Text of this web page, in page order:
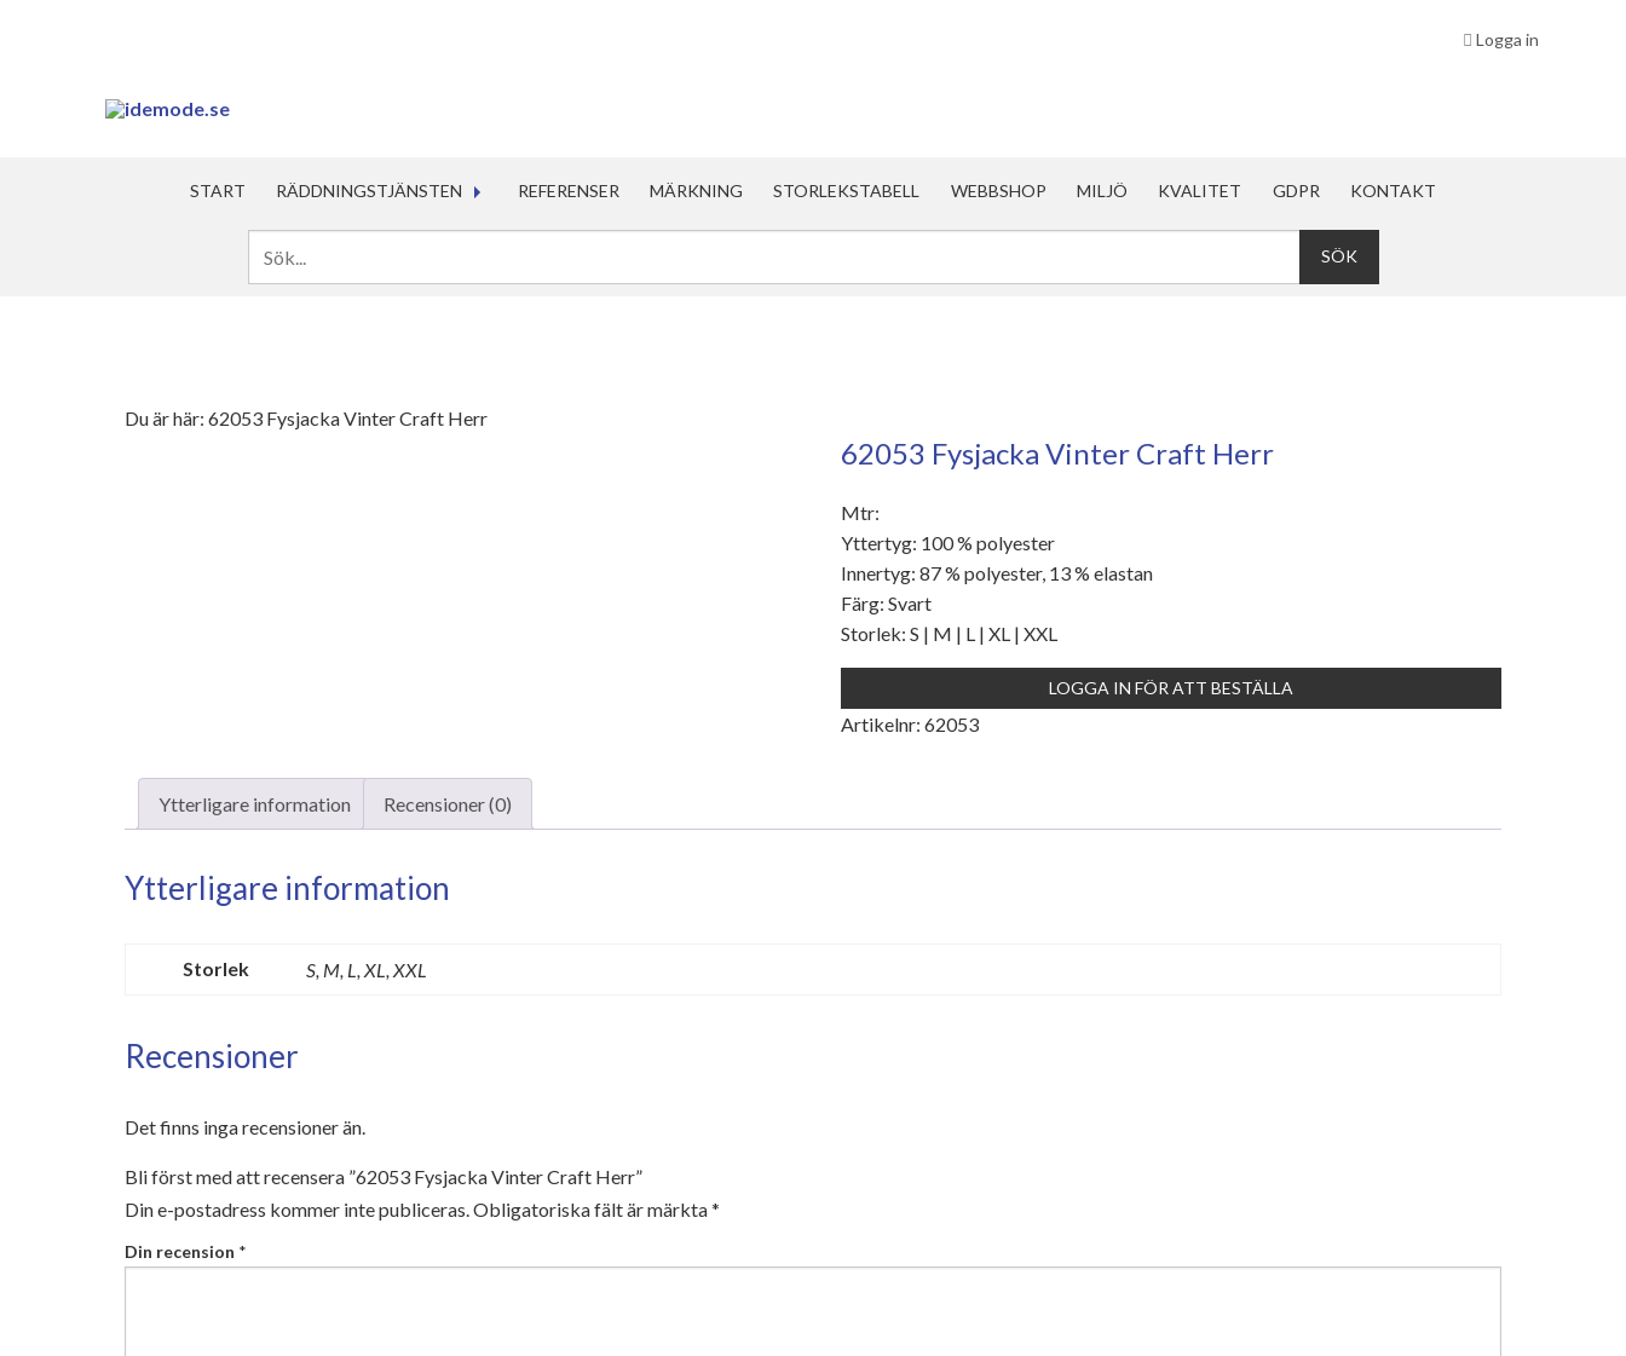
Logga in
START RÄDDNINGSTJÄNSTEN REFERENSER MÄRKNING STORLEKSTABELL WEBBSHOP MILJÖ KVALITET GDPR KONTAKT
Du är här: 62053 Fysjacka Vinter Craft Herr
62053 Fysjacka Vinter Craft Herr
Mtr:
Yttertyg: 100 % polyester
Innertyg: 87 % polyester, 13 % elastan
Färg: Svart
Storlek: S | M | L | XL | XXL
LOGGA IN FÖR ATT BESTÄLLA
Artikelnr: 62053
Ytterligare information Recensioner (0)
Ytterligare information
Storlek S, M, L, XL, XXL
Recensioner
Det finns inga recensioner än.
Bli först med att recensera ”62053 Fysjacka Vinter Craft Herr”
Din e-postadress kommer inte publiceras. Obligatoriska fält är märkta*
Din recension *